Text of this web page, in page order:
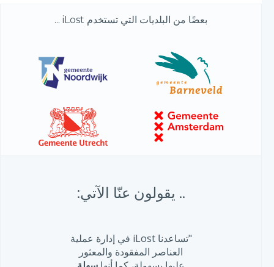
بعضًا من البلديات التي تستخدم iLost ...
.. يقولون عنّا الآتي:
"تساعدنا iLost في إدارة عملية
العناصر المفقودة والمعثور